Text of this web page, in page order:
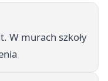
W murach szkoły